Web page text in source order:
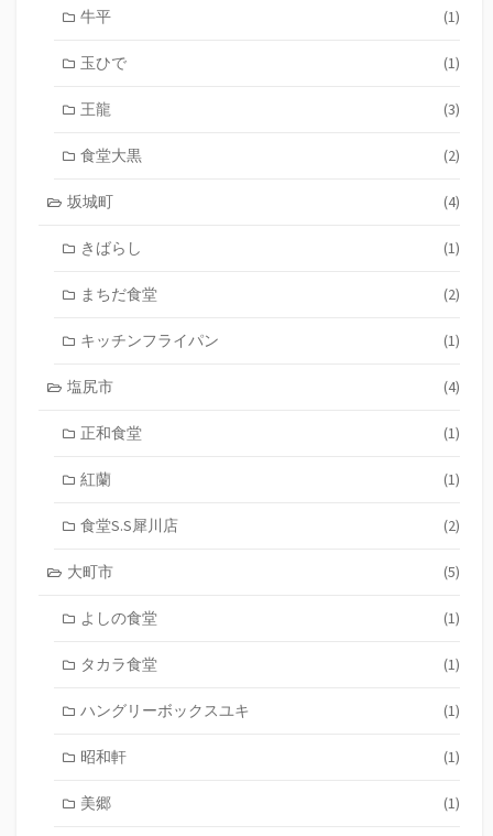
牛平 (1)
玉ひで (1)
王龍 (3)
食堂大黒 (2)
坂城町 (4)
きばらし (1)
まちだ食堂 (2)
キッチンフライパン (1)
塩尻市 (4)
正和食堂 (1)
紅蘭 (1)
食堂S.S犀川店 (2)
大町市 (5)
よしの食堂 (1)
タカラ食堂 (1)
ハングリーボックスユキ (1)
昭和軒 (1)
美郷 (1)